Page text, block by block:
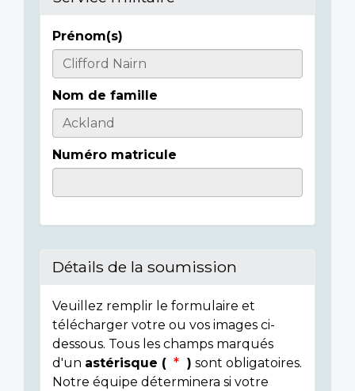
Casualty
Details
Prénom(s)
Nom de famille
Numéro matricule
Détails de la soumission
Veuillez remplir le formulaire et
télécharger votre ou vos images ci-
dessous. Tous les champs marqués
d'un astérisque ( ) sont obligatoires.
Notre équipe déterminera si votre